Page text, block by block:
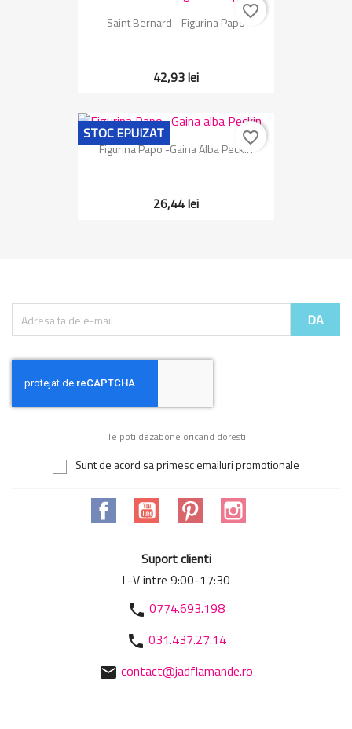
Saint Bernard - Figurina Papo
42,93 lei
favorite_border
Figurina Papo -Gaina Alba Peckin
26,44 lei
STOC EPUIZAT favorite_border
Te poti dezabone oricand doresti
Sunt de acord sa primesc emailuri promotionale
Facebook YouTube Pinterest
Suport clienti
L-V intre 9:00-17:30
phone 0774.693.198
phone 031.437.27.14
mail contact@jadflamande.ro